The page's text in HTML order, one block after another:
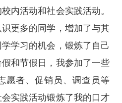
内活动和社会实践活动。
更多的同学，增加了与其
学习的机会，锻炼了自己
和节假日，我参加了一些
愿者、促销员、调查员等
实践活动锻炼了我的口才